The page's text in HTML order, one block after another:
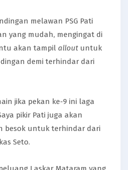
melawan PSG Pati
yang mudah, mengingat di
akan tampil allout untuk
demi terhindar dari
jika pekan ke-9 ini laga
pikir Pati juga akan
besok untuk terhindar dari
Seto.